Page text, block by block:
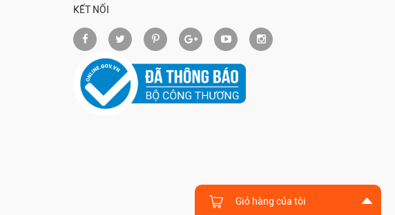
KẾT NỐI
Giỏ hàng của tôi